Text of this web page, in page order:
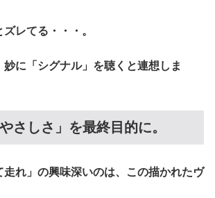
レてる・・・。
妙に「シグナル」を聴くと連想しま
さしさ」を最終目的に。
走れ」の興味深いのは、この描かれたヴ